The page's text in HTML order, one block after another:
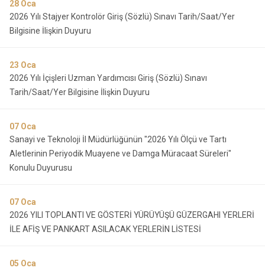
28 Oca
2026 Yılı Stajyer Kontrolör Giriş (Sözlü) Sınavı Tarih/Saat/Yer
Bilgisine İlişkin Duyuru
23 Oca
2026 Yılı İçişleri Uzman Yardımcısı Giriş (Sözlü) Sınavı
Tarih/Saat/Yer Bilgisine İlişkin Duyuru
07 Oca
Sanayi ve Teknoloji İl Müdürlüğünün "2026 Yılı Ölçü ve Tartı
Aletlerinin Periyodik Muayene ve Damga Müracaat Süreleri"
Konulu Duyurusu
07 Oca
2026 YILI TOPLANTI VE GÖSTERİ YÜRÜYÜŞÜ GÜZERGAHI YERLERİ
İLE AFİŞ VE PANKART ASILACAK YERLERİN LİSTESİ
05 Oca